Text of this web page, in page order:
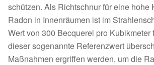
schützen. Als Richtschnur für eine hohe
Radon in Innenräumen ist im
Wert von 300 Becquerel pro Kubikmeter
dieser sogenannte Referenzwert
Maßnahmen ergriffen werden, um die